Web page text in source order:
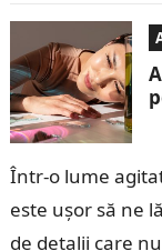
Într-o lume
este ușor să ne
de detalii care